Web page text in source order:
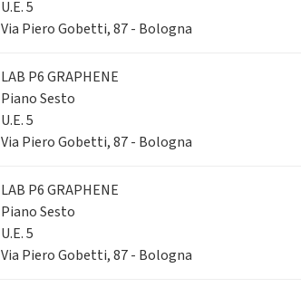
U.E. 5
Via Piero Gobetti, 87 - Bologna
LAB P6 GRAPHENE
Piano Sesto
U.E. 5
Via Piero Gobetti, 87 - Bologna
LAB P6 GRAPHENE
Piano Sesto
U.E. 5
Via Piero Gobetti, 87 - Bologna